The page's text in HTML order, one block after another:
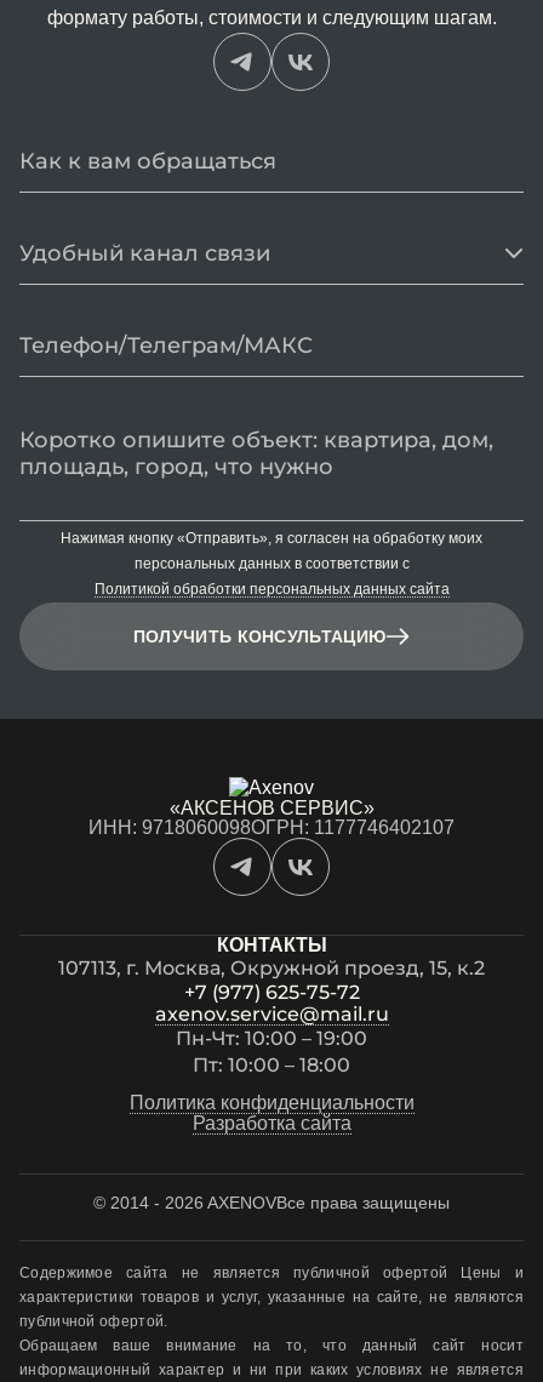
формату работы, стоимости и следующим шагам.
Удобный канал связи
ПОЛУЧИТЬ КОНСУЛЬТАЦИЮ
Нажимая кнопку «Отправить», я согласен на обработку моих
персональных данных в соответствии с
Политикой обработки персональных данных сайта
«АКСЕНОВ СЕРВИС»
ИНН: 9718060098ОГРН: 1177746402107
КОНТАКТЫ
107113, г. Москва, Окружной проезд, 15, к.2
+7 (977) 625-75-72
axenov.service@mail.ru
Пн-Чт: 10:00 – 19:00
Пт: 10:00 – 18:00
Политика конфиденциальности
Разработка сайта
© 2014 - 2026 AXENOVВсе права защищены
Содержимое сайта не является публичной офертой Цены и
характеристики товаров и услуг, указанные на сайте, не являются
публичной офертой.
Обращаем ваше внимание на то, что данный сайт носит
информационный характер и ни при каких условиях не является